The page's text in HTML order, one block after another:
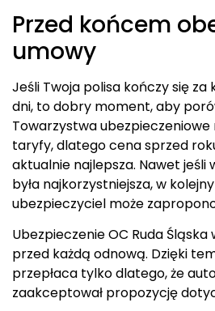
Przed końcem
umowy
Jeśli Twoja polisa kończy się za
dni, to dobry moment, aby
Towarzystwa
taryfy, dlatego cena sprzed
aktualnie najlepsza. Nawet jeśli
była najkorzystniejsza, w
ubezpieczyciel może
Ubezpieczenie OC Ruda
przed każdą odnową. Dzięki
przepłaca tylko dlatego, że
zaakceptował propozycję